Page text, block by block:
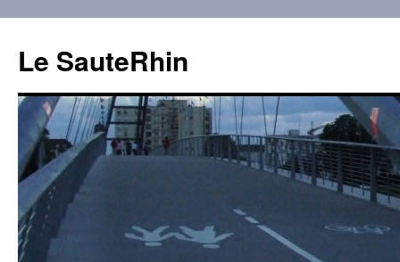
contenu
Le SauteRhin